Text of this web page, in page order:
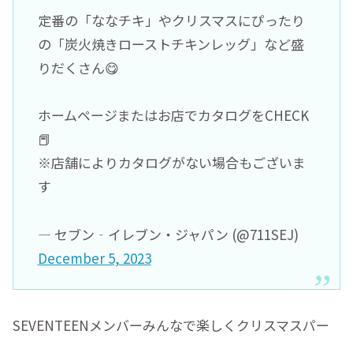
定番の「ななチキ」やクリスマスにぴったり
の「炭火焼きローストチキンレッグ」など盛
りだくさん😋
ホームページまたはお店でカタログをCHECK
📕
※店舗によりカタログがない場合もございま
す
— セブン‐イレブン・ジャパン (@711SEJ)
December 5, 2023
SEVENTEENメンバーみんなで楽しくクリスマスパー